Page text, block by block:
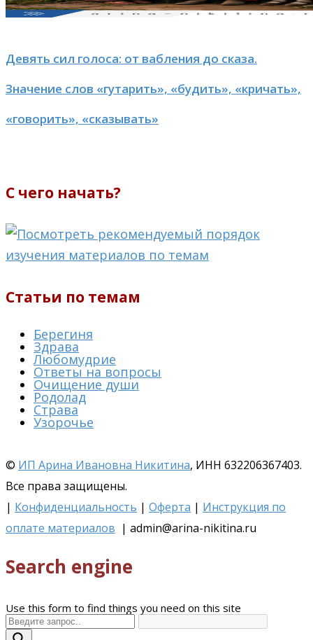
Девять сил голоса: от вабления до сказа.
Значение слов «гутарить», «будить», «кричать»,
«говорить», «сказывать»
С чего начать?
Статьи по темам
Берегиня
Здрава
Любомудрие
Ответы на вопросы
Очищение души
Родолад
Страва
Узорочье
© ИП Арина Ивановна Никитина, ИНН 632206367403.
Все права защищены.
| Конфиденциальность | Оферта | Инструкция по
оплате материалов | admin@arina-nikitina.ru
Search engine
Use this form to find things you need on this site